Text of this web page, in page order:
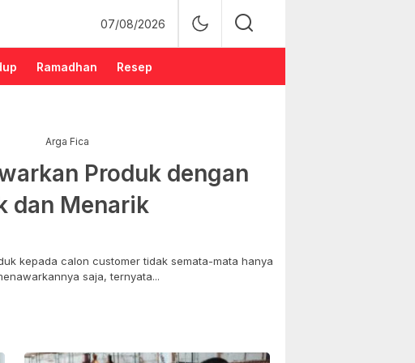
07/08/2026
Ramadhan Resep
Arga Fica
Produk dengan
dan Menarik
kepada calon customer tidak semata-mata hanya
saja, ternyata...